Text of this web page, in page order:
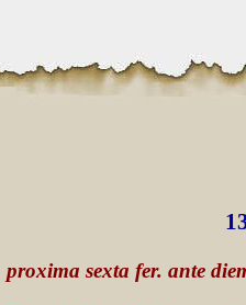
proxima sexta fer. ante